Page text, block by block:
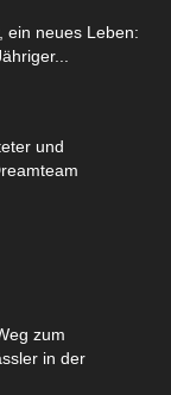
ein neues Leben:
und
zum
in der